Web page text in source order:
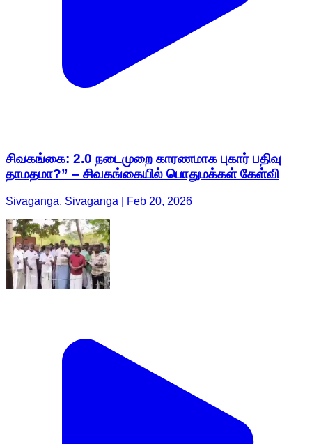
சிவகங்கை: 2.0 நடைமுறை காரணமாக புகார் பதிவு
தாமதமா?” – சிவகங்கையில் பொதுமக்கள் கேள்வி
Sivaganga, Sivaganga | Feb 20, 2026